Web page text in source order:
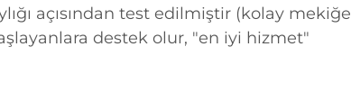
açısından test edilmiştir (kolay mekiğe
destek olur, "en iyi hizmet"